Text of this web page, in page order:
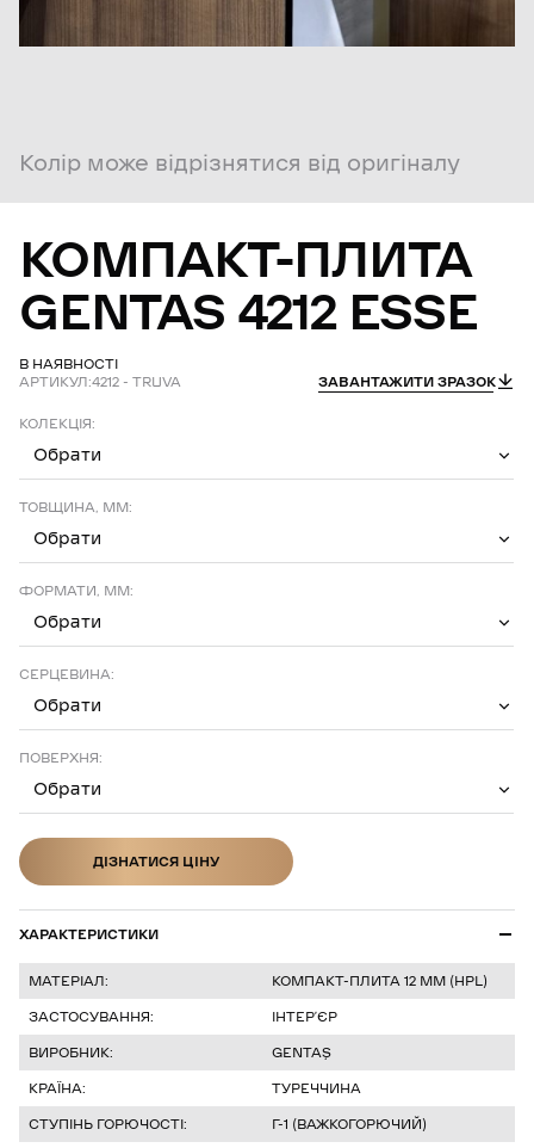
Колір може відрізнятися від оригіналу
КОМПАКТ-ПЛИТА
GENTAS 4212 ESSE
В НАЯВНОСТІ
АРТИКУЛ:4212 - TRUVA ЗАВАНТАЖИТИ ЗРАЗОК
КОЛЕКЦІЯ:
Обрати
ТОВЩИНА, ММ:
Обрати
ФОРМАТИ, ММ:
Обрати
СЕРЦЕВИНА:
Обрати
ПОВЕРХНЯ:
Обрати
ДІЗНАТИСЯ ЦІНУ
ХАРАКТЕРИСТИКИ
МАТЕРІАЛ:
КОМПАКТ-ПЛИТА 12 ММ (HPL)
ЗАСТОСУВАННЯ:
ІНТЕР’ЄР
ВИРОБНИК:
GENTAŞ
КРАЇНА:
ТУРЕЧЧИНА
СТУПІНЬ ГОРЮЧОСТІ:
Г-1 (ВАЖКОГОРЮЧИЙ)